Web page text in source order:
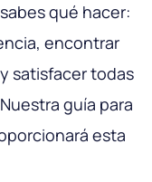
qué hacer:
encontrar
satisfacer todas
guía para
esta